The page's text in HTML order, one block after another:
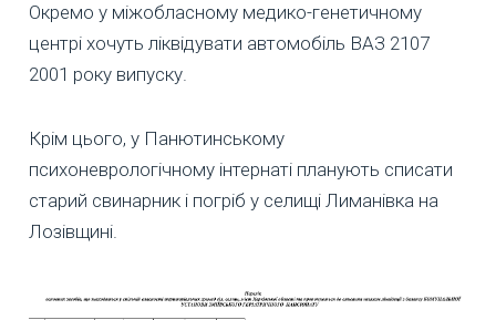
Окремо у міжобласному медико-генетичному
центрі хочуть ліквідувати автомобіль ВАЗ 2107
2001 року випуску.
Крім цього, у Панютинському
психоневрологічному інтернаті планують списати
старий свинарник і погріб у селищі Лиманівка на
Лозівщині.